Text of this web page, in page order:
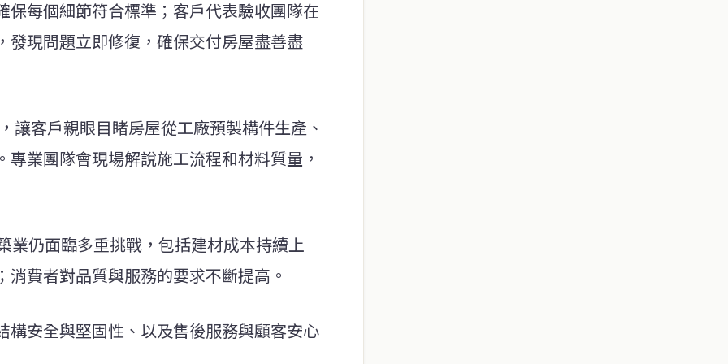
每個細節符合標準；客戶代表驗收團隊在
發現問題立即修復，確保交付房屋盡善盡
讓客戶親眼目睹房屋從工廠預製構件生產、
業團隊會現場解說施工流程和材料質量，
業仍面臨多重挑戰，包括建材成本持續上
費者對品質與服務的要求不斷提高。
構安全與堅固性、以及售後服務與顧客安心